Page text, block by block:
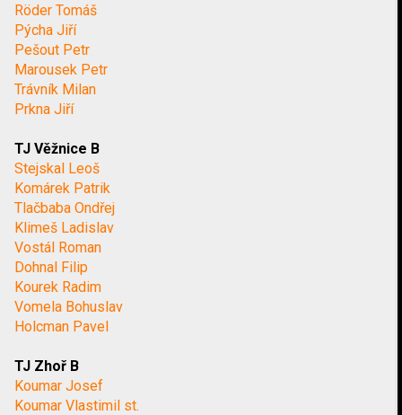
Röder Tomáš
Pýcha Jiří
Pešout Petr
Marousek Petr
Trávník Milan
Prkna Jiří
TJ Věžnice B
Stejskal Leoš
Komárek Patrik
Tlačbaba Ondřej
Klimeš Ladislav
Vostál Roman
Dohnal Filip
Kourek Radim
Vomela Bohuslav
Holcman Pavel
TJ Zhoř B
Koumar Josef
Koumar Vlastimil st.